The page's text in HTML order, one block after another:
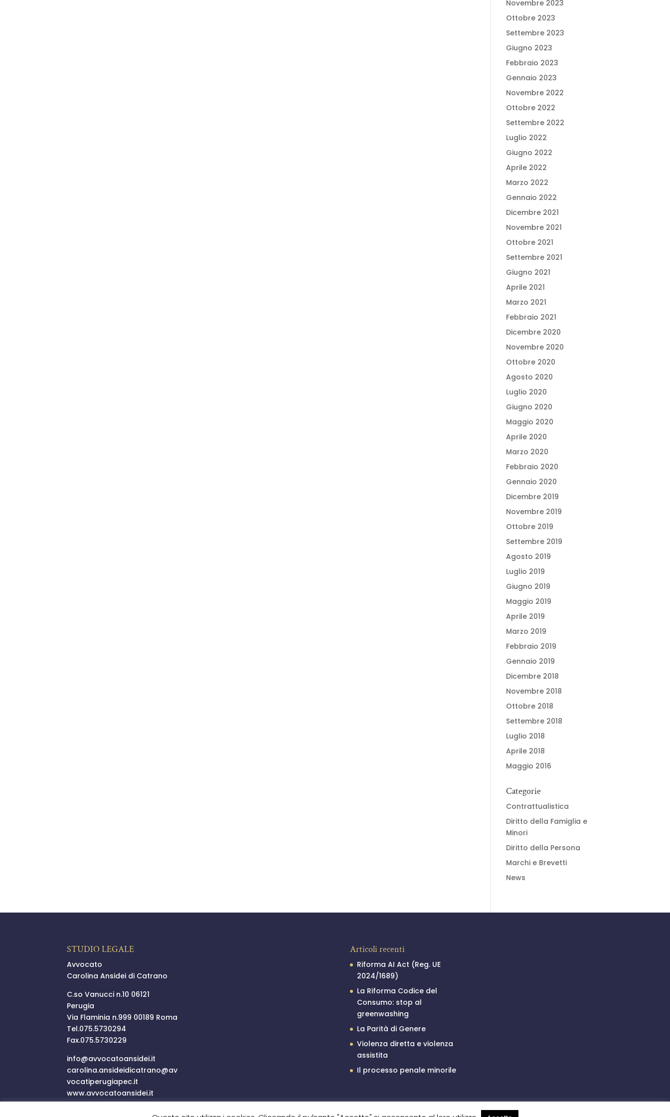
Novembre 2023
Ottobre 2023
Settembre 2023
Giugno 2023
Febbraio 2023
Gennaio 2023
Novembre 2022
Ottobre 2022
Settembre 2022
Luglio 2022
Giugno 2022
Aprile 2022
Marzo 2022
Gennaio 2022
Dicembre 2021
Novembre 2021
Ottobre 2021
Settembre 2021
Giugno 2021
Aprile 2021
Marzo 2021
Febbraio 2021
Dicembre 2020
Novembre 2020
Ottobre 2020
Agosto 2020
Luglio 2020
Giugno 2020
Maggio 2020
Aprile 2020
Marzo 2020
Febbraio 2020
Gennaio 2020
Dicembre 2019
Novembre 2019
Ottobre 2019
Settembre 2019
Agosto 2019
Luglio 2019
Giugno 2019
Maggio 2019
Aprile 2019
Marzo 2019
Febbraio 2019
Gennaio 2019
Dicembre 2018
Novembre 2018
Ottobre 2018
Settembre 2018
Luglio 2018
Aprile 2018
Maggio 2016
Categorie
Contrattualistica
Diritto della Famiglia e
Minori
Diritto della Persona
Marchi e Brevetti
News
STUDIO LEGALE
Avvocato
Carolina Ansidei di Catrano
C.so Vanucci n.10 06121
Perugia
Via Flaminia n.999 00189 Roma
Tel.075.5730294
Fax.075.5730229
info@avvocatoansidei.it
carolina.ansideidicatrano@av
vocatiperugiapec.it
www.avvocatoansidei.it
Articoli recenti
Riforma AI Act (Reg. UE
2024/1689)
La Riforma Codice del
Consumo: stop al
greenwashing
La Parità di Genere
Violenza diretta e violenza
assistita
Il processo penale minorile